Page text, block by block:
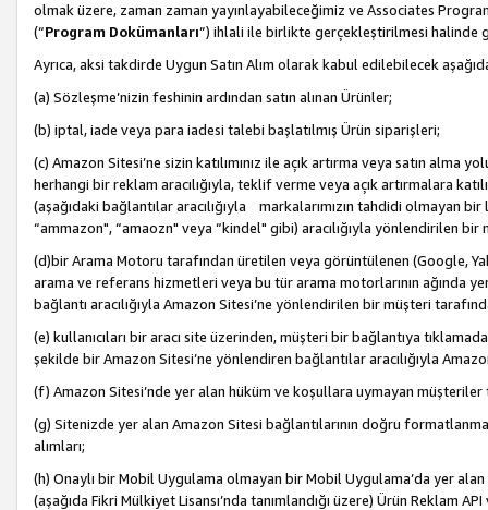
olmak üzere, zaman zaman yayınlayabileceğimiz ve Associates
(“Program Dokümanları”) ihlali ile birlikte gerçekleştirilmesi halinde
Ayrıca, aksi takdirde Uygun Satın Alım olarak kabul edilebilecek
(a) Sözleşme’nizin feshinin ardından satın alınan Ürünler;
(b) iptal, iade veya para iadesi talebi başlatılmış Ürün siparişleri;
(c) Amazon Sitesi’ne sizin katılımınız ile açık artırma veya satın alma
herhangi bir reklam aracılığıyla, teklif verme veya açık artırmalara
(aşağıdaki bağlantılar aracılığıyla markalarımızın tahdidi olmayan
“ammazon", “amaozn" veya “kindel" gibi) aracılığıyla yönlendirilen
(d)bir Arama Motoru tarafından üretilen veya görüntülenen (Google,
arama ve referans hizmetleri veya bu tür arama motorlarının ağında
bağlantı aracılığıyla Amazon Sitesi’ne yönlendirilen bir müşteri
(e) kullanıcıları bir aracı site üzerinden, müşteri bir bağlantıya
şekilde bir Amazon Sitesi’ne yönlendiren bağlantılar aracılığıyla
(f) Amazon Sitesi’nde yer alan hüküm ve koşullara uymayan müşteriler
(g) Sitenizde yer alan Amazon Sitesi bağlantılarının doğru
alımları;
(h) Onaylı bir Mobil Uygulama olmayan bir Mobil Uygulama’da yer
(aşağıda Fikri Mülkiyet Lisansı’nda tanımlandığı üzere) Ürün Reklam